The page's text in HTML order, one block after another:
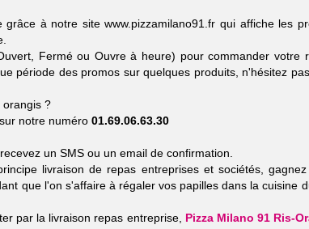
grâce à notre site www.pizzamilano91.fr qui affiche les
Fermé ou Ouvre à heure) pour commander votre
période des promos sur quelques produits, n'hésitez
orangis ?
notre numéro 01.69.06.63.30
un SMS ou un email de confirmation.
livraison de repas entreprises et sociétés,
que l'on s'affaire à régaler vos papilles dans la cuisine
par la livraison repas entreprise, Pizza Milano 91 Ris-